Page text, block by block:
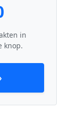
in
knop.